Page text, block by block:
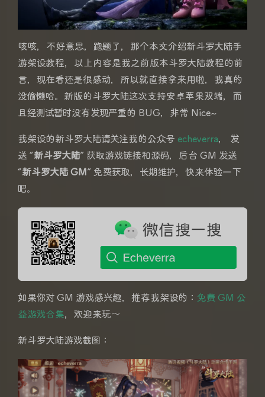
咳咳，不好意思，跑题了，那个本文介绍新斗罗大陆手
游架设教程，以上内容是我之前版本斗罗大陆教程的前
言，现在看还是很感动，所以就直接拿来用啦，我真的
没偷懒哈。新版的斗罗大陆这次支持安卓苹果双端，而
且经测试暂时没有发现严重的 BUG，非常 Nice~
我架设的新斗罗大陆请关注我的公众号 echeverra， 发
送 “新斗罗大陆” 获取游戏链接和源码，后台 GM 发送
“新斗罗大陆 GM” 免费获取，长期维护，快来体验一下
吧。
如果你对 GM 游戏感兴趣，推荐我架设的： 免费 GM 公
益游戏合集，欢迎来玩～
新斗罗大陆游戏截图：